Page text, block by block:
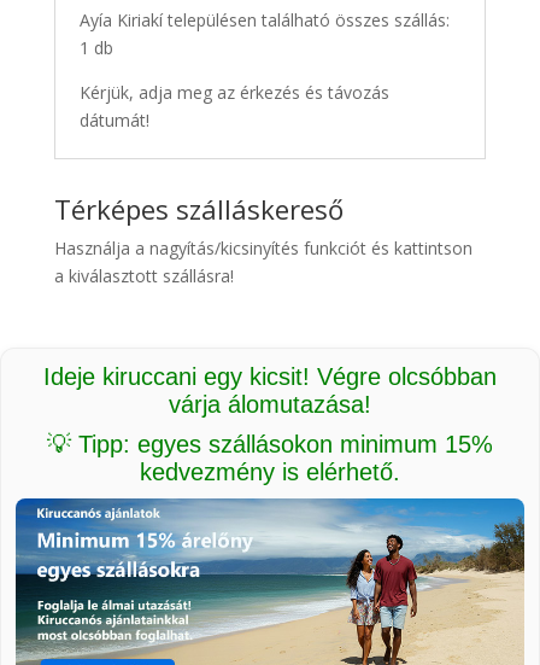
Ayía Kiriakí településen található összes szállás:
1 db
Kérjük, adja meg az érkezés és távozás
dátumát!
Térképes szálláskereső
Használja a nagyítás/kicsinyítés funkciót és kattintson
a kiválasztott szállásra!
Ideje kiruccani egy kicsit! Végre olcsóbban
várja álomutazása!
💡 Tipp: egyes szállásokon minimum 15%
kedvezmény is elérhető.